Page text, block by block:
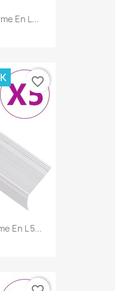
En L...
En L 5...
favorite_border